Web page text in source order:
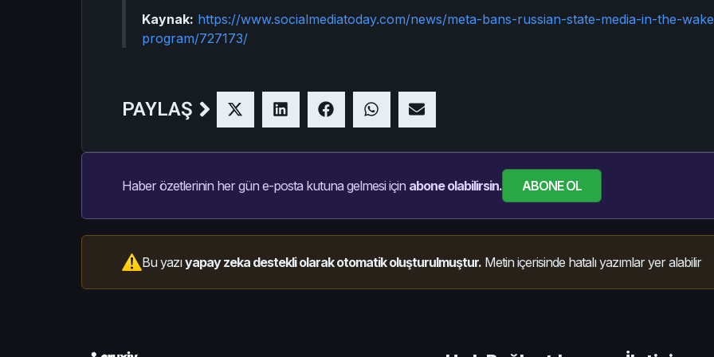
Kaynak: https://www.socialmediatoday.com/news/meta-bans-russian-state-media-in-the-
program/727173/
PAYLAŞ
Haber özetlerinin her gün e-posta kutuna gelmesi için abone olabilirsin. ABONE OL
Bu yazıyapay zeka destekli olarak otomatik oluşturulmuştur. Metin içerisinde hatalı yazımlar yer alabilir